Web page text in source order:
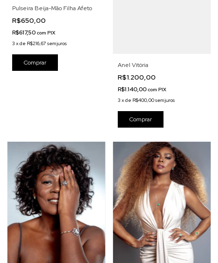
Pulseira Beija-Mão Filha Afeto
R$650,00
R$617,50 com PIX
3 xde R$216,67 sem juros
Anel Vitória
R$1.200,00
R$1.140,00 com PIX
3 xde R$400,00sem juros